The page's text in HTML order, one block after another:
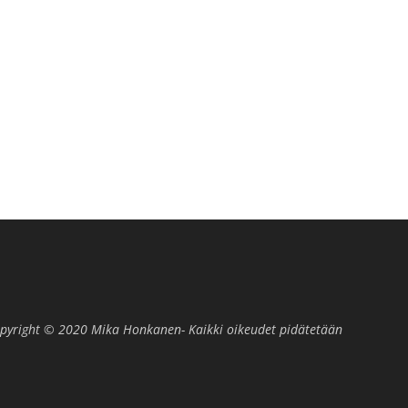
© 2020 Mika Honkanen- Kaikki oikeudet pidätetään